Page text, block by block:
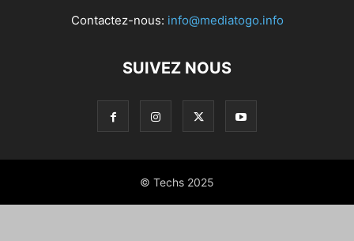
Contactez-nous: info@mediatogo.info
SUIVEZ NOUS
© Techs 2025